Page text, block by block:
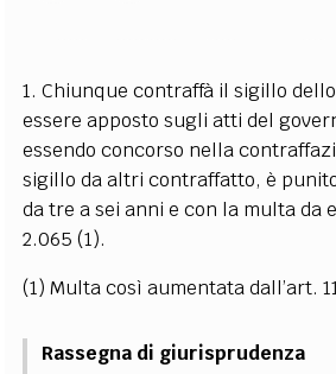
1. Chiunque contraffà il sigillo
essere apposto sugli atti del
essendo concorso nella
sigillo da altri contraffatto, è
da tre a sei anni e con la multa da
2.065(1).
(1) Multa così aumentata dall’art.
Rassegna di giurisprudenza